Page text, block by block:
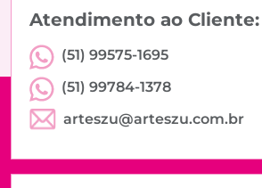
Atendimento ao Cliente:
(51) 99575-1695
(51) 99784-1378
arteszu@arteszu.com.br